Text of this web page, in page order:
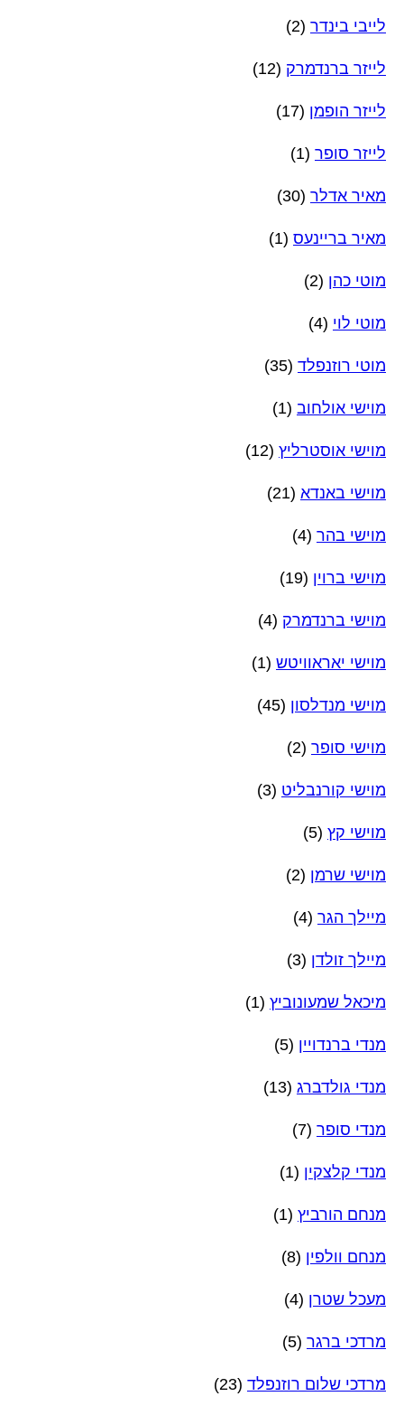
לייבי בינדר (2)
לייזר ברנדמרק (12)
לייזר הופמן (17)
לייזר סופר (1)
מאיר אדלר (30)
מאיר בריינעס (1)
מוטי כהן (2)
מוטי לוי (4)
מוטי רוזנפלד (35)
מוישי אולחוב (1)
מוישי אוסטרליץ (12)
מוישי באנדא (21)
מוישי בהר (4)
מוישי ברוין (19)
מוישי ברנדמרק (4)
מוישי יאראוויטש (1)
מוישי מנדלסון (45)
מוישי סופר (2)
מוישי קורנבליט (3)
מוישי קץ (5)
מוישי שרמן (2)
מיילך הגר (4)
מיילך זולדן (3)
מיכאל שמעונוביץ (1)
מנדי ברנדויין (5)
מנדי גולדברג (13)
מנדי סופר (7)
מנדי קלצקין (1)
מנחם הורביץ (1)
מנחם וולפין (8)
מעכל שטרן (4)
מרדכי ברגר (5)
מרדכי שלום רוזנפלד (23)